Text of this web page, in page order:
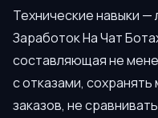
Технические навыки —
Заработок На Чат
составляющая не
с отказами,
заказов, не